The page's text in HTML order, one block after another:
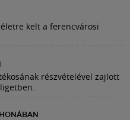
kelt a ferencvárosi
részvételével zajlott